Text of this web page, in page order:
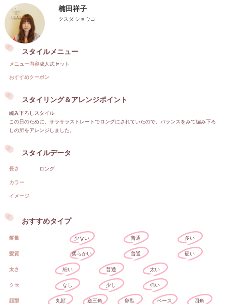
楠田祥子
クスダ ショウコ
スタイルメニュー
メニュー内容成人式セット
おすすめクーポン
スタイリング＆アレンジポイント
編み下ろしスタイル
この日のために、サラサラストレートでロングにされていたので、バランスをみて編み下ろ
しの所をアレンジしました。
スタイルデータ
長さ ロング
カラー
イメージ
おすすめタイプ
髪量 少ない 普通 多い
髪質 柔らかい 普通 硬い
太さ 細い 普通 太い
クセ なし 少し 強い
顔型 丸顔 逆三角 卵型 ベース 四角